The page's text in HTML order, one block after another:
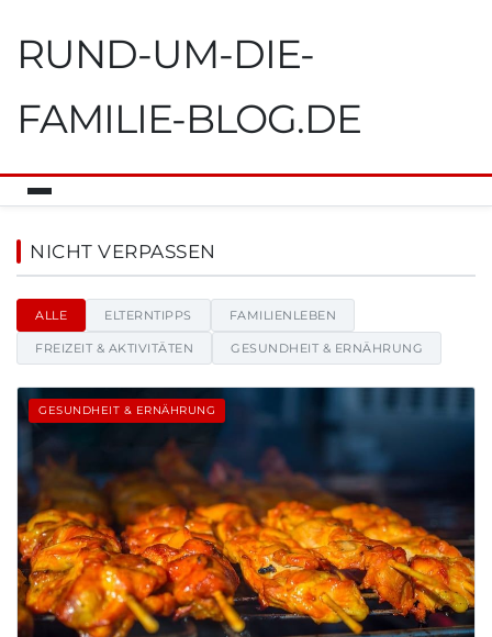
RUND-UM-DIE-
FAMILIE-BLOG.DE
Rund-um-die-familie-blog.de
NICHT VERPASSEN
ALLE ELTERNTIPPS FAMILIENLEBEN
FREIZEIT & AKTIVITÄTEN GESUNDHEIT & ERNÄHRUNG
GESUNDHEIT & ERNÄHRUNG